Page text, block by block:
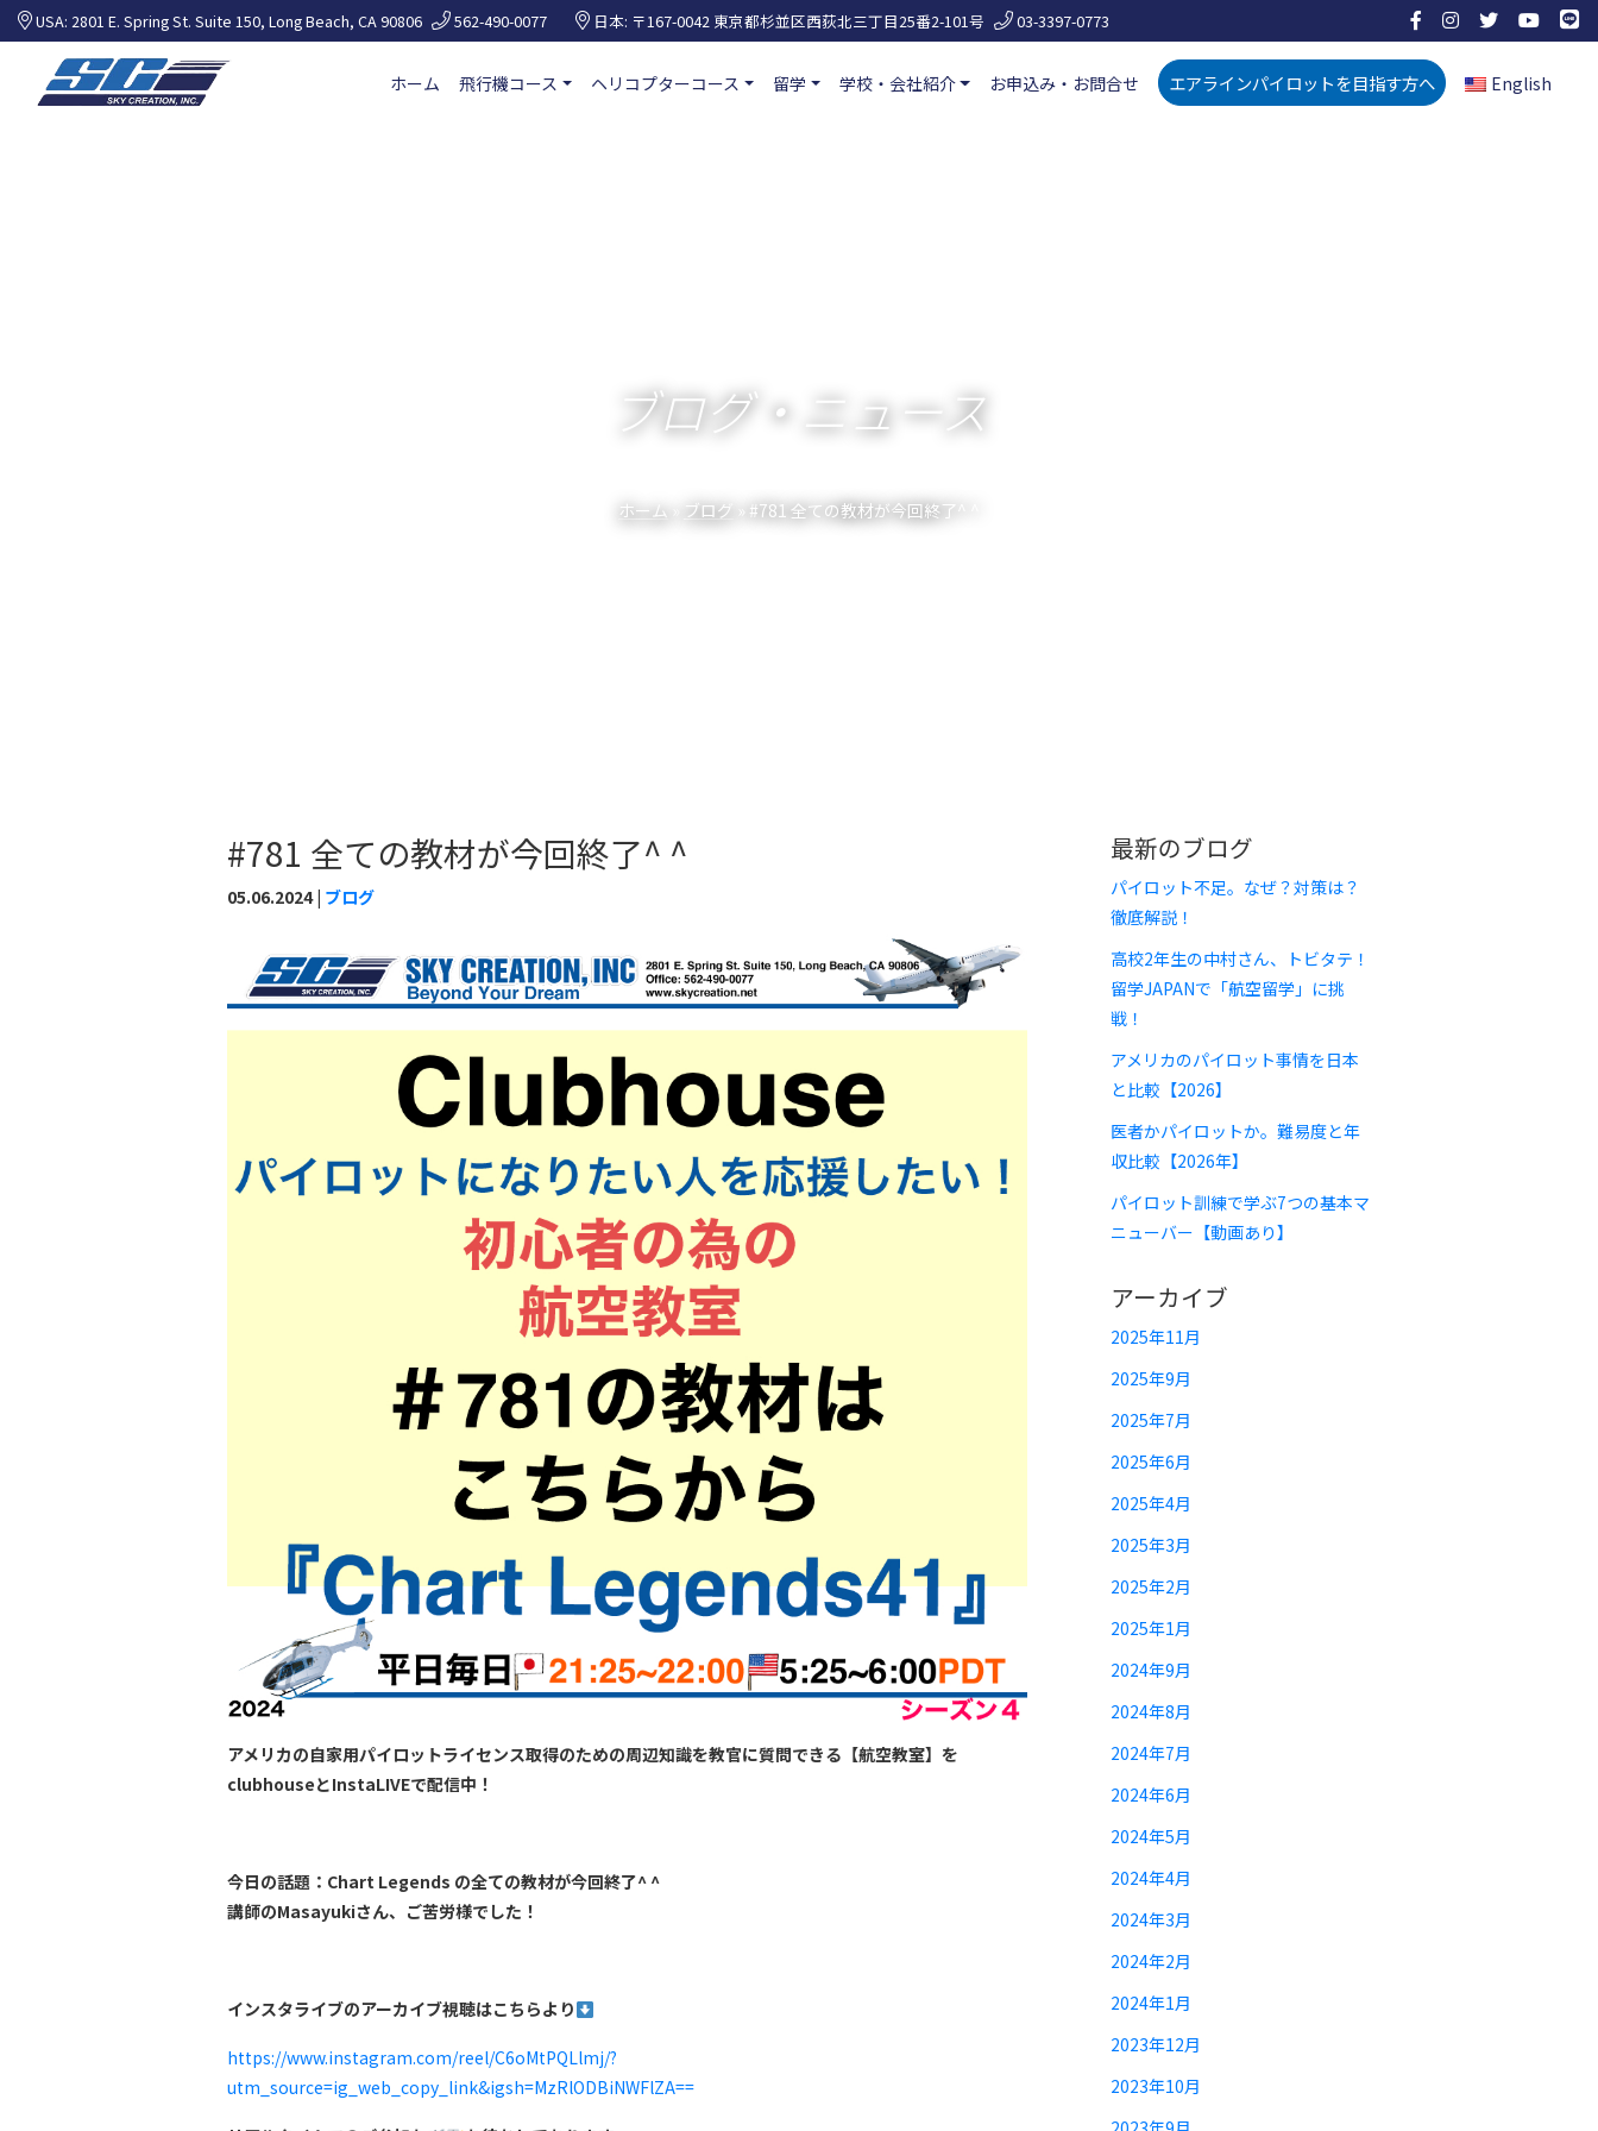
USA: 2801 E. Spring St. Suite 150, Long Beach, CA 90806 562-490-0077 日本: 〒167-0042 東京都杉並区西荻北三丁目25番2-101号 03-3397-0773
ホーム 飛行機コース ヘリコプターコース 留学 学校・会社紹介 お申込み・お問合せ エアラインパイロットを目指す方へ English
ブログ・ニュース
ホーム ブログ » #781 全ての教材が今回終了^ ^
#781 全ての教材が今回終了^ ^
05.06.2024 | ブログ
アメリカの自家用パイロットライセンス取得のための周辺知識を教官に質問できる【航空教室】を
clubhouseとInstaLIVEで配信中！
今日の話題：Chart Legends の全ての教材が今回終了^ ^
講師のMasayukiさん、ご苦労様でした！
インスタライブのアーカイブ視聴はこちらより
https://www.instagram.com/reel/C6oMtPQLlmj/?
utm_source=ig_web_copy_link&igsh=MzRlODBiNWFlZA==
最新のブログ
パイロット不足。なぜ？対策は？
徹底解説！
高校2年生の中村さん、トビタテ！
留学JAPANで「航空留学」に挑
戦！
アメリカのパイロット事情を日本
と比較【2026】
医者かパイロットか。難易度と年
収比較【2026年】
パイロット訓練で学ぶ7つの基本マ
ニューバー【動画あり】
アーカイブ
2025年11月
2025年9月
2025年7月
2025年6月
2025年4月
2025年3月
2025年2月
2025年1月
2024年9月
2024年8月
2024年7月
2024年6月
2024年5月
2024年4月
2024年3月
2024年2月
2024年1月
2023年12月
2023年10月